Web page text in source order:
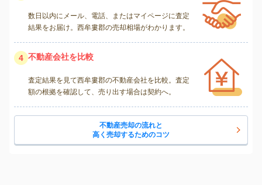
数日以内にメール、電話、またはマイページに査定
結果をお届け。西牟婁郡の売却相場がわかります。
4 不動産会社を比較
査定結果を見て西牟婁郡の不動産会社を比較。査定
額の根拠を確認して、売り出す場合は契約へ。
不動産売却の流れと
高く売却するためのコツ